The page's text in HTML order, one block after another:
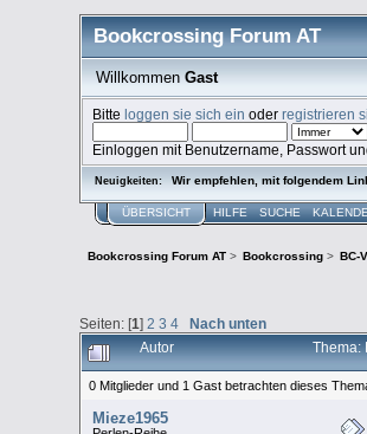
Bookcrossing Forum AT
Willkommen Gast
Bitteloggen sie sich ein oderregistrieren
Einloggen mit Benutzername, Passwort
Neuigkeiten: Wir empfehlen, mit folgendem
ÜBERSICHT HILFE SUCHE
Bookcrossing Forum AT> Bookcrossing> BC-
Seiten: [1] 2 3 4 Nach unten
Autor Thema:
0 Mitglieder und 1 Gast betrachten dieses
Mieze1965